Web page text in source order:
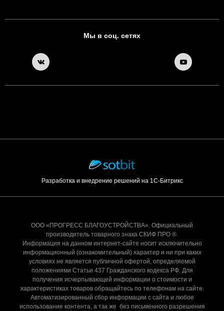
Мы в соц. сетях
Разработка и внедрение решений на 1С-Битрикс
ООО «ПРОГРЕСС БЛАГОУСТРОЙСТВА». Официальный
производитель товарного знака СКИФ ПРО ®.
Информация на данном интернет-сайте носит исключительно
информационный (ознакомительный) характер и ни при каких
условиях не является публичной офертой, определяемой
положениями Статьи 437 Гражданского кодекса РФ. Для
получения исчерпывающей информации о стоимости и
характеристиках товаров обращайтесь по телефонам на сайте.
Автоматизированный сбор информации с сайта и любое
использование контента, а так же без письменного разрешения